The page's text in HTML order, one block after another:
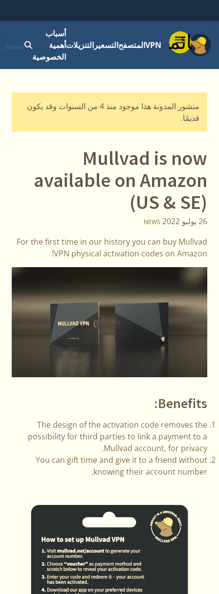
قائمةVPNالمتصفحالتسعيرالتنزيلات
أسباب
أهمية
الخصوصية
تسجيل
منشور المدونة هذا موجود منذ 4 من السنوات وقد يكون
قديمًا.
Mullvad is now
available on Amazon
(US & SE)
26 يوليو 2022 NEWS
For the first time in our history you can buy Mullvad
VPN physical activation codes on Amazon!
Benefits:
The design of the activation code removes the
possibility for third parties to link a payment to a
Mullvad account, for privacy.
You can gift time and give it to a friend without
knowing their account number.